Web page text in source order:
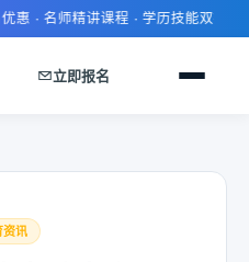
惠 · 名师精讲课程 · 学历技能双提升
立即报名
资讯